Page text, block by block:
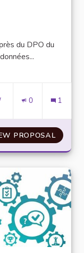
du DPO du
et Droit
0 1
PROPOSALMISE